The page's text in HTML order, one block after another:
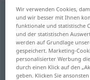
dirimpetto [diriˈmpɛtto]
Übersicht aller
(Für mehr Details die
gegenüber
Wir verwenden Cookies,
und wir besser mit Ihnen
funktionale und statistische
und der statistischen
werden auf Grundlage
gespeichert. Marketing-
personalisierter Werbung
durch einen Klick auf den
geben. Klicken Sie